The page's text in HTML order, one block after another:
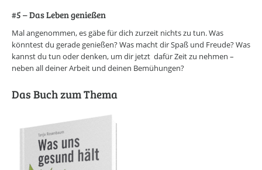
#5 – Das Leben genießen
Mal angenommen, es gäbe für dich zurzeit nichts zu tun. Was
könntest du gerade genießen? Was macht dir Spaß und Freude? Was
kannst du tun oder denken, um dir jetzt dafür Zeit zu nehmen –
neben all deiner Arbeit und deinen Bemühungen?
Das Buch zum Thema